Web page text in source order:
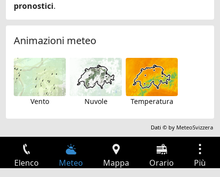
pronostici.
Animazioni meteo
Vento Nuvole Temperatura
Dati © by MeteoSvizzera
Elenco Meteo Mappa Orario Più